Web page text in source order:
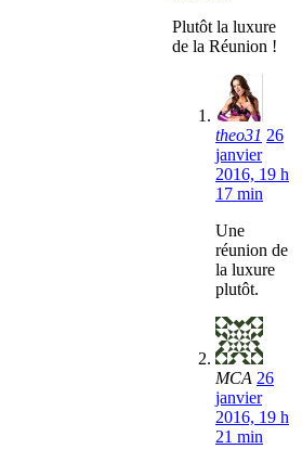
Plutôt la luxure
de la Réunion !
theo31 26
janvier
2016, 19 h
17 min
Une
réunion de
la luxure
plutôt.
MCA 26
janvier
2016, 19 h
21 min